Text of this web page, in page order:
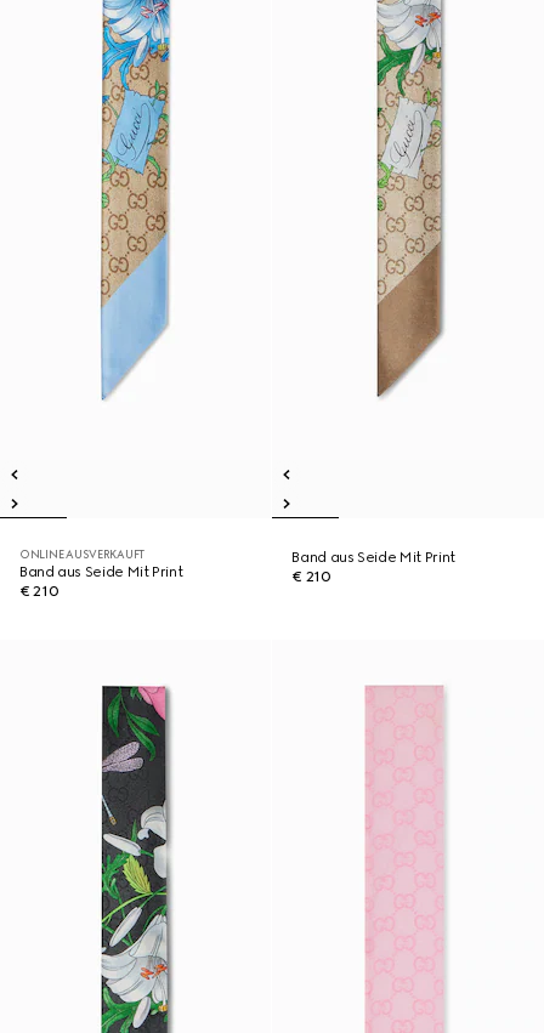
ONLINE AUSVERKAUFT
Band aus Seide Mit Print
€ 210
Band aus Seide Mit Print
€ 210